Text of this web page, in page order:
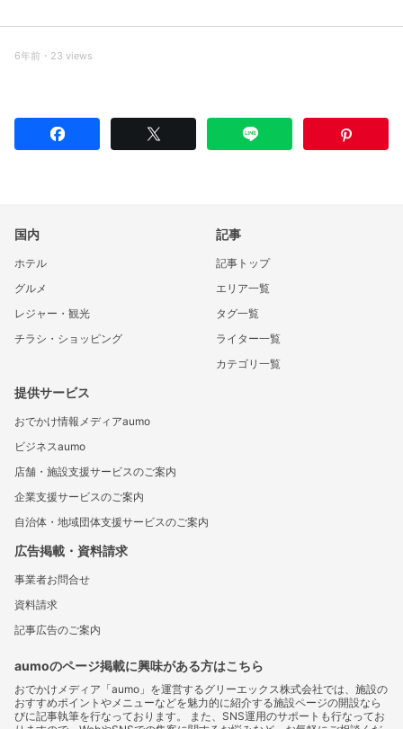
6年前・23 views
国内
ホテル
グルメ
レジャー・観光
チラシ・ショッピング
記事
記事トップ
エリア一覧
タグ一覧
ライター一覧
カテゴリ一覧
提供サービス
おでかけ情報メディアaumo
ビジネスaumo
店舗・施設支援サービスのご案内
企業支援サービスのご案内
自治体・地域団体支援サービスのご案内
広告掲載・資料請求
事業者お問合せ
資料請求
記事広告のご案内
aumoのページ掲載に興味がある方はこちら
おでかけメディア「aumo」を運営するグリーエックス株式会社では、施設の
おすすめポイントやメニューなどを魅力的に紹介する施設ページの開設なら
びに記事執筆を行なっております。 また、SNS運用のサポートも行なってお